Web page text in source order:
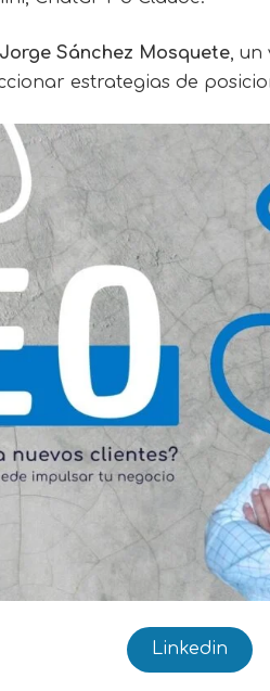
Jorge Sánchez Mosquete, un
estrategias de
Linkedin